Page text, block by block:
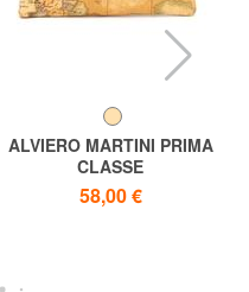
ALVIERO MARTINI PRIMA
CLASSE
Geo New Clutch-Tasche,
hergestellt in Italien
58,00 €